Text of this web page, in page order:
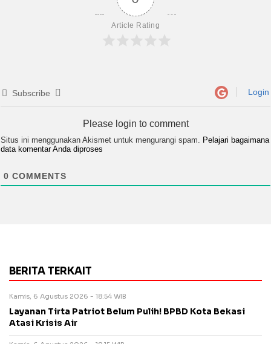
Article Rating
Subscribe Login
Please login to comment
Situs ini menggunakan Akismet untuk mengurangi spam. Pelajari bagaimana
data komentar Anda diproses
0 COMMENTS
BERITA TERKAIT
Kamis, 6 Agustus 2026 - 18:54 WIB
Layanan Tirta Patriot Belum Pulih! BPBD Kota Bekasi
Atasi Krisis Air